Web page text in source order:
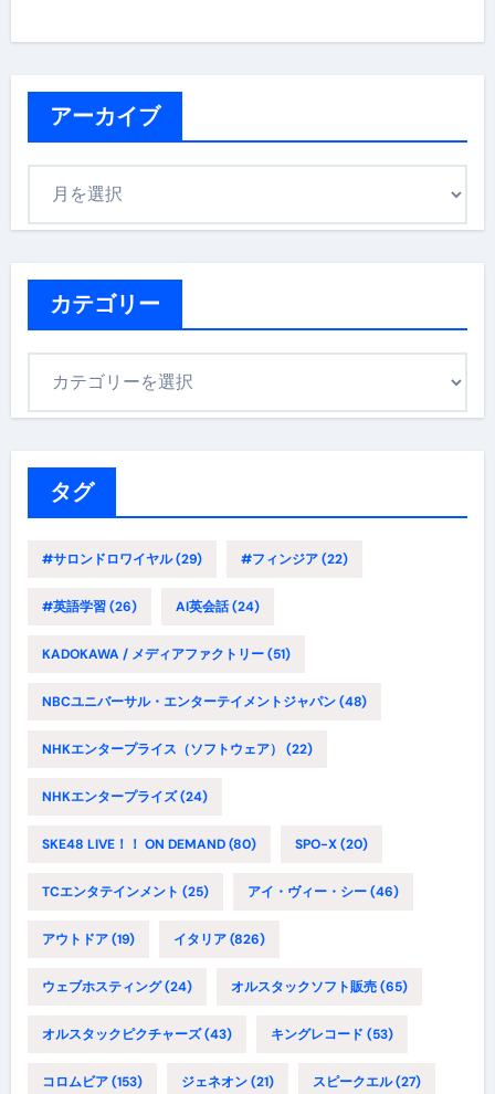
アーカイブ
カテゴリー
タグ
#サロンドロワイヤル(29) #フィンジア(22)
#英語学習(26) AI英会話(24)
KADOKAWA / メディアファクトリー(51)
NBCユニバーサル・エンターテイメントジャパン(48)
NHKエンタープライス（ソフトウェア） (22)
NHKエンタープライズ(24)
SKE48 LIVE！！ ON DEMAND(80) SPO-X(20)
TCエンタテインメント (25) アイ・ヴィー・シー(46)
アウトドア(19) イタリア(826)
ウェブホスティング(24) オルスタックソフト販売(65)
オルスタックピクチャーズ(43) キングレコード (53)
コロムビア(153) ジェネオン(21) スピークエル(27)